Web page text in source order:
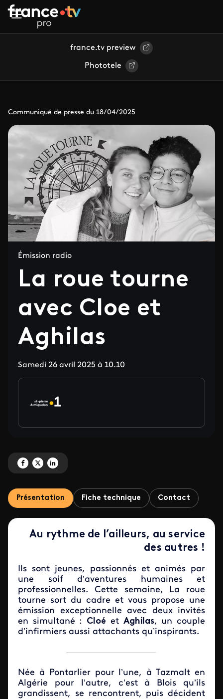
Aller au contenu principal
france.tv preview
Phototele
Communiqué de presse du 18/04/2025
Émission radio
La roue tourne
avec Cloe et
Aghilas
Samedi 26 avril 2025 à 10.10
Partagez 'La roue tourne avec Cloe et Aghilas' sur Facebook
Partagez 'La roue tourne avec Cloe et Aghilas' sur X
Partagez 'La roue tourne avec Cloe et Aghilas' sur LinkedIn
Présentation Fiche technique Contact
Au rythme de l’ailleurs, au service
des autres !
Ils sont jeunes, passionnés et animés par
une soif d’aventures humaines et
professionnelles. Cette semaine, La roue
tourne sort du cadre et vous propose une
émission exceptionnelle avec deux invités
en simultané : Cloé et Aghilas, un couple
d’infirmiers aussi attachants qu’inspirants.
Née à Pontarlier pour l’une, à Tazmalt en
Algérie pour l’autre, c’est à Blois qu’ils
grandissent, se rencontrent, puis décident